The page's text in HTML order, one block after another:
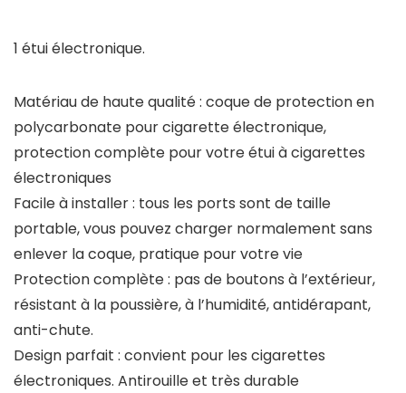
1 étui électronique.
Matériau de haute qualité : coque de protection en
polycarbonate pour cigarette électronique,
protection complète pour votre étui à cigarettes
électroniques
Facile à installer : tous les ports sont de taille
portable, vous pouvez charger normalement sans
enlever la coque, pratique pour votre vie
Protection complète : pas de boutons à l’extérieur,
résistant à la poussière, à l’humidité, antidérapant,
anti-chute.
Design parfait : convient pour les cigarettes
électroniques. Antirouille et très durable